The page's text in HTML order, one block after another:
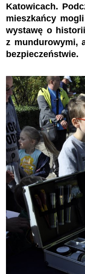
Katowicach.
mieszkańcy
wystawę o
z mundurowymi,
bezpieczeństwie.